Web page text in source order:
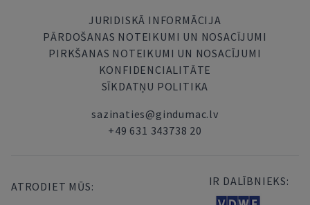
JURIDISKĀ INFORMĀCIJA
PĀRDOŠANAS NOTEIKUMI UN NOSACĪJUMI
PIRKŠANAS NOTEIKUMI UN NOSACĪJUMI
KONFIDENCIALITĀTE
SĪKDATŅU POLITIKA
sazinaties@gindumac.lv
+49 631 343738 20
ATRODIET MŪS: IR DALĪBNIEKS: